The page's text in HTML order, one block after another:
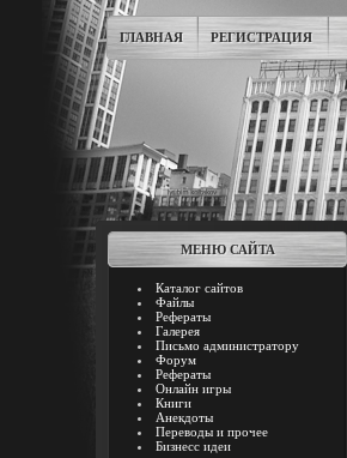
ГЛАВНАЯ РЕГИСТРАЦИЯ
МЕНЮ САЙТА
Каталог сайтов
Файлы
Рефераты
Галерея
Письмо администратору
Форум
Рефераты
Онлайн игры
Книги
Анекдоты
Переводы и прочее
Бизнесс идеи